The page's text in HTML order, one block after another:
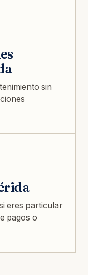
sin
eres particular
pagos o